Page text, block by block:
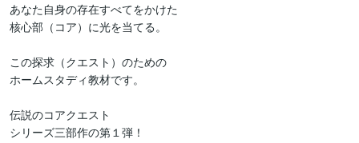
あなた自身の存在すべてをかけた
核心部（コア）に光を当てる。
この探求（クエスト）のための
ホームスタディ教材です。
伝説のコアクエスト
シリーズ三部作の第１弾！